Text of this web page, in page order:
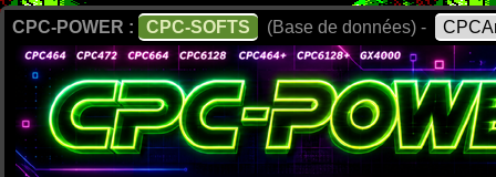
CPC-POWER : CPC-SOFTS (Base de données) -